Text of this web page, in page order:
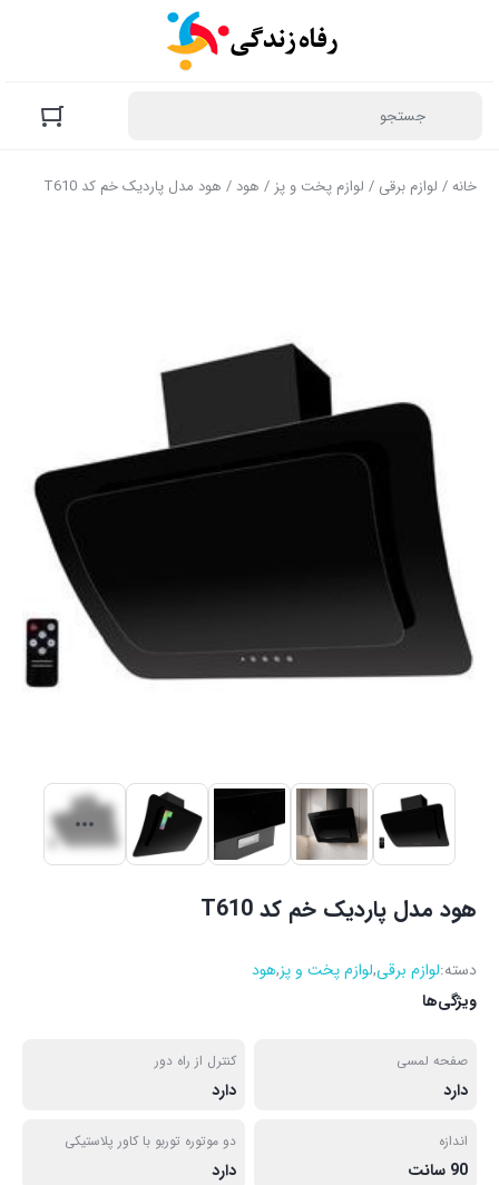
خانه/ لوازم برقی / لوازم پخت و پز / هود / هود مدل پاردیک خم کد T610
هود مدل پاردیک خم کد T610
دسته:لوازم برقی,لوازم پخت و پز,هود
ویژگی‌ها
صفحه لمسی
دارد
کنترل از راه دور
دارد
اندازه
90 سانت
دو موتوره توربو با کاور پلاستیکی
دارد